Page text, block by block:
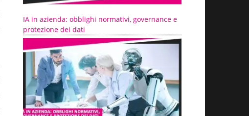
IA in azienda: obblighi normativi, governance e
protezione dei dati